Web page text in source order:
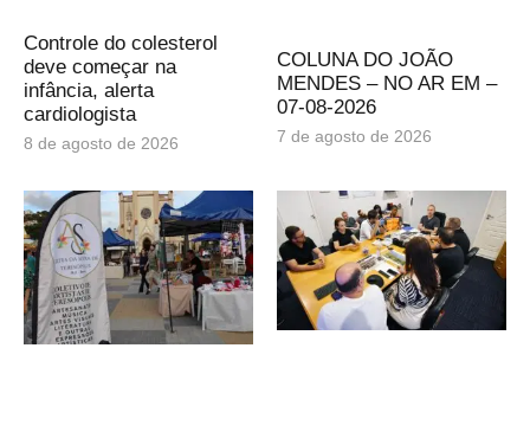
Controle do colesterol
deve começar na
infância, alerta
cardiologista
8 de agosto de 2026
COLUNA DO JOÃO
MENDES – NO AR EM –
07-08-2026
7 de agosto de 2026